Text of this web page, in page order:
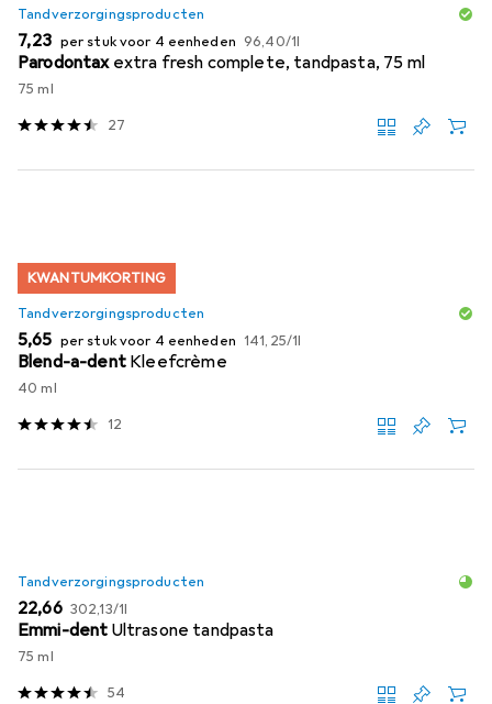
Tandverzorgingsproducten
EUR
7,23 per stuk voor 4 eenheden EUR
96,40/1l
Parodontax extra fresh complete, tandpasta, 75 ml
75 ml
27
KWANTUMKORTING
Tandverzorgingsproducten
EUR
5,65 per stuk voor 4 eenheden EUR
141,25/1l
Blend-a-dent Kleefcrème
40 ml
12
Tandverzorgingsproducten
EUR
22,66 EUR
302,13/1l
Emmi-dent Ultrasone tandpasta
75 ml
54